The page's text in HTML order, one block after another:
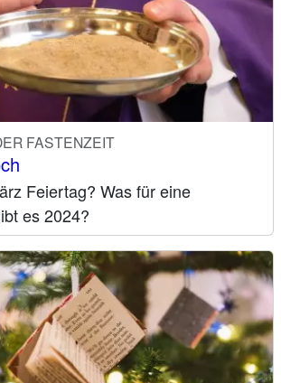
FASTENZEIT
Feiertag? Was für eine
es 2024?